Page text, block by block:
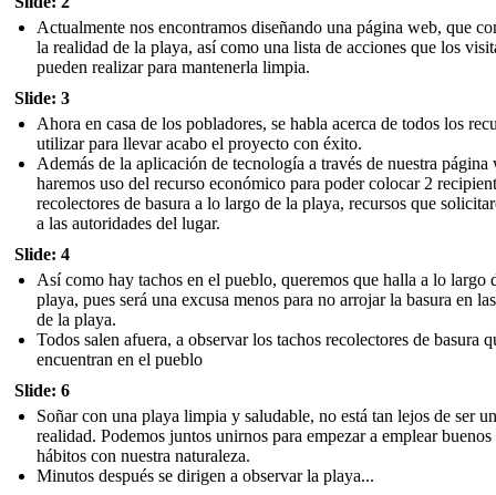
Actualmente nos encontramos diseñando una página web, que
la realidad de la playa, así como una lista de acciones que los
pueden realizar para mantenerla limpia.
Slide: 3
Ahora en casa de los pobladores, se habla acerca de todos los
utilizar para llevar acabo el proyecto con éxito.
Además de la aplicación de tecnología a través de nuestra página
haremos uso del recurso económico para poder colocar 2
recolectores de basura a lo largo de la playa, recursos que
a las autoridades del lugar.
Slide: 4
Así como hay tachos en el pueblo, queremos que halla a lo largo
playa, pues será una excusa menos para no arrojar la basura en
de la playa.
Todos salen afuera, a observar los tachos recolectores de basura
encuentran en el pueblo
Slide: 6
Soñar con una playa limpia y saludable, no está tan lejos de ser
realidad. Podemos juntos unirnos para empezar a emplear buenos
hábitos con nuestra naturaleza.
Minutos después se dirigen a observar la playa...